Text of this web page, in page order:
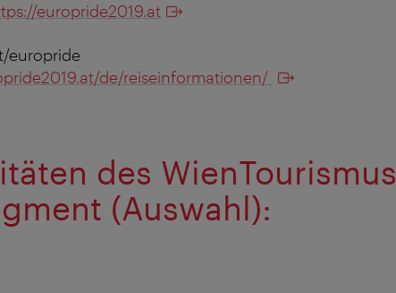
europride2019.at
europride
de/reiseinformationen/
des WienTourismus
(Auswahl):